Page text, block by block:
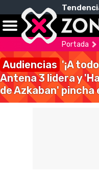
Portada
Audiencias '¡A
Antena 3 lidera y
de Azkaban' pincha